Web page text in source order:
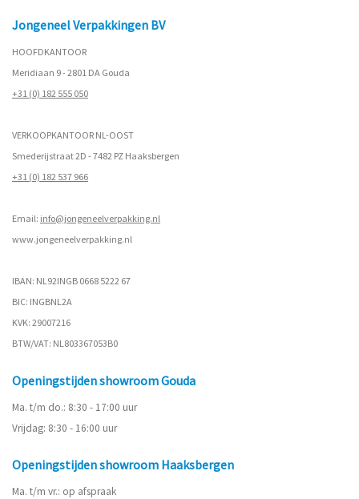
Jongeneel Verpakkingen BV
HOOFDKANTOOR
Meridiaan 9 - 2801 DA Gouda
+31 (0) 182 555 050
VERKOOPKANTOOR NL-OOST
Smederijstraat 2D - 7482 PZ Haaksbergen
+31 (0) 182 537 966
Email: info@jongeneelverpakking.nl
www.jongeneelverpakking.nl
IBAN: NL92INGB 0668 5222 67
BIC: INGBNL2A
KVK: 29007216
BTW/VAT: NL803367053B0
Openingstijden showroom Gouda
Ma. t/m do.: 8:30 - 17:00 uur
Vrijdag: 8:30 - 16:00 uur
Openingstijden showroom Haaksbergen
Ma. t/m vr.: op afspraak